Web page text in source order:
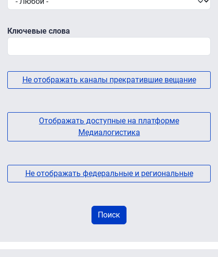
Ключевые слова
Не отображать каналы прекратившие вещание
Отображать доступные на платформе
Медиалогистика
Не отображать федеральные и региональные